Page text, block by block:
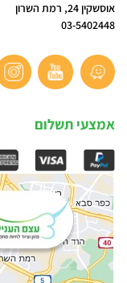
אוסשקין 24, רמת השרון
03-5402448
אמצעי תשלום